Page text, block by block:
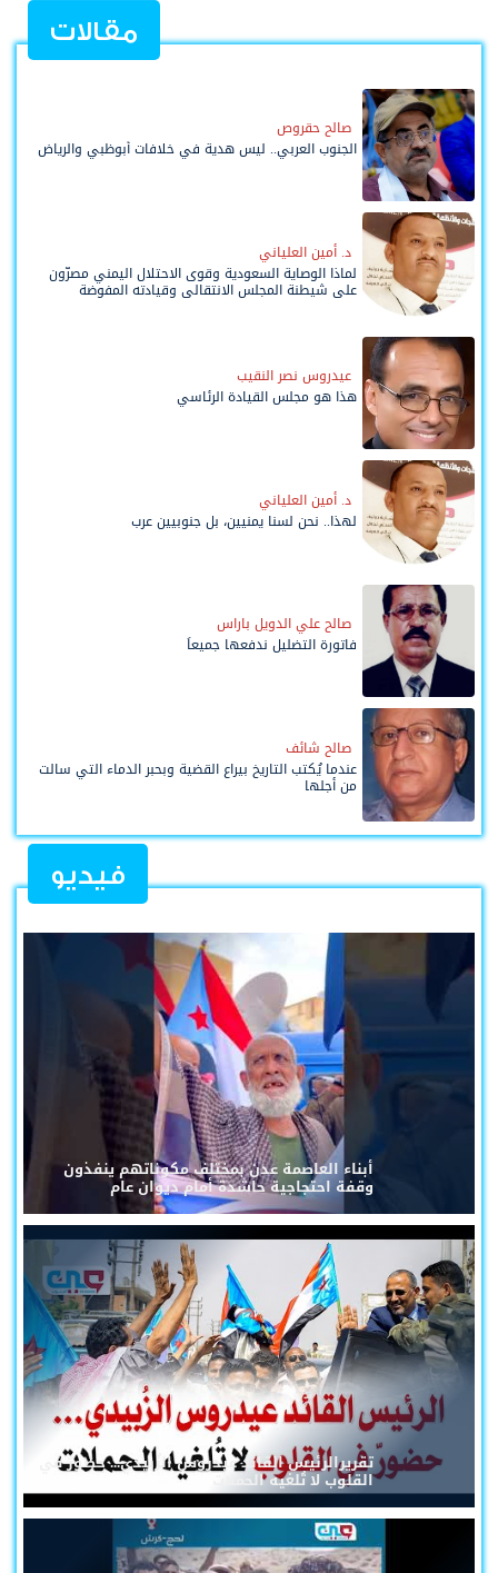
مقالات
صالح حقروص
الجنوب العربي.. ليس هدية في خلافات أبوظبي والرياض
د. أمين العلياني
لماذا الوصاية السعودية وقوى الاحتلال اليمني مصرّون
على شيطنة المجلس الانتقالي وقيادته المفوضة
عيدروس نصر النقيب
هذا هو مجلس القيادة الرئاسي
د. أمين العلياني
لهذا.. نحن لسنا يمنيين، بل جنوبيين عرب
صالح علي الدويل باراس
فاتورة التضليل ندفعها جميعاً
صالح شائف
عندما يُكتب التاريخ بيراع القضية وبحبر الدماء التي سالت
من أجلها
فيديو
أبناء العاصمة عدن بمختلف مكوناتهم ينفذون
وقفة احتجاجية حاشدة أمام ديوان عام
تقريرالرئيس القائد عيدروس الزُبيدي... حضورٌ في
القلوب لا تُلغيه الحملات